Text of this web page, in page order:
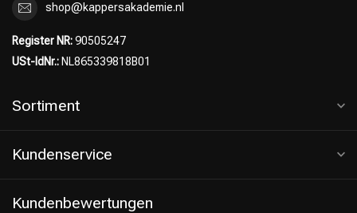
shop@kappersakademie.nl
Register NR:90505247
USt-IdNr.: NL865339818B01
Sortiment
Kundenservice
Kundenbewertungen